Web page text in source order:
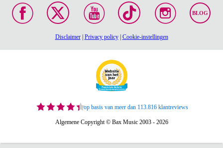
BLOG
Disclaimer| Privacy policy| Cookie-instellingen
op basis van meer dan 113.816 klantreviews
Algemene Copyright © Bax Music 2003 - 2026